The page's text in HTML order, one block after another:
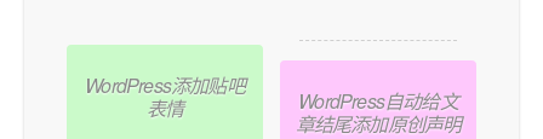
WordPress添加贴吧
表情
WordPress自动给文
章结尾添加原创声明